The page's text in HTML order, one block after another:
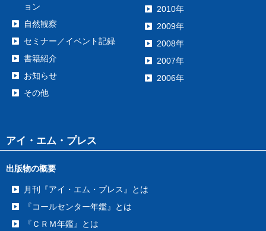
ョン
自然観察
セミナー／イベント記録
書籍紹介
お知らせ
その他
2010年
2009年
2008年
2007年
2006年
アイ・エム・プレス
出版物の概要
月刊『アイ・エム・プレス』とは
『コールセンター年鑑』とは
『ＣＲＭ年鑑』とは